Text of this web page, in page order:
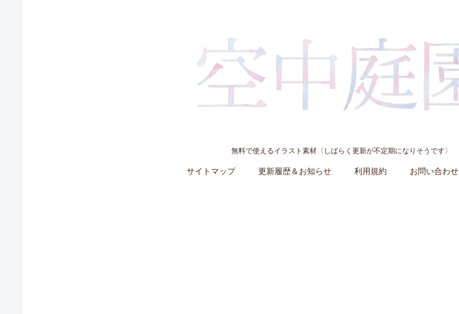
無料で使えるイラスト素材〈しばらく更新が不定期になりそうです〉
サイトマップ 更新履歴＆お知らせ 利用規約 お問い合わせ